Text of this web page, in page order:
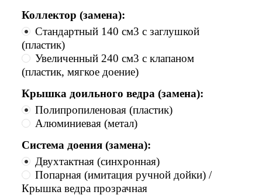
Коллектор (замена):
Стандартный 140 см3 с заглушкой
(пластик)
Увеличенный 240 см3 с клапаном
(пластик, мягкое доение)
Крышка доильного ведра (замена):
Полипропиленовая (пластик)
Алюминиевая (метал)
Система доения (замена):
Двухтактная (синхронная)
Попарная (имитация ручной дойки) /
Крышка ведра прозрачная